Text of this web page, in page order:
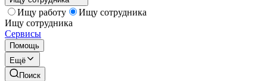
Ищу работу
Ищу сотрудника
Ищу сотрудника
Сервисы
Помощь
Ещё
Поиск